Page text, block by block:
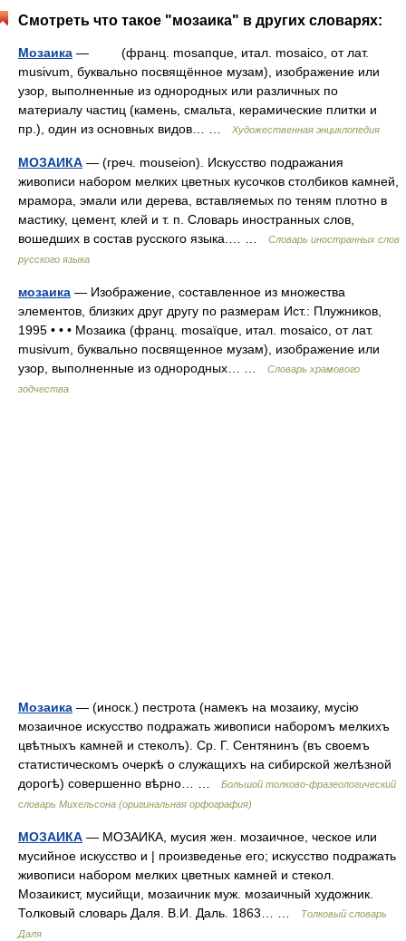
Смотреть что такое "мозаика" в других словарях:
Мозаика — (франц. mosaпque, итал. mosaico, от лат.
musivum, буквально посвящённое музам), изображение или
узор, выполненные из однородных или различных по
материалу частиц (камень, смальта, керамические плитки и
пр.), один из основных видов… …
Художественная энциклопедия
МОЗАИКА — (греч. mouseion). Искусство подражания
живописи набором мелких цветных кусочков столбиков камней,
мрамора, эмали или дерева, вставляемых по теням плотно в
мастику, цемент, клей и т. п. Словарь иностранных слов,
вошедших в состав русского языка.… …
Словарь иностранных слов
русского языка
мозаика — Изображение, составленное из множества
элементов, близких друг другу по размерам Ист.: Плужников,
1995 • • • Мозаика (франц. mosaïque, итал. mosaico, от лат.
musivum, буквально посвященное музам), изображение или
узор, выполненные из однородных… …
Словарь храмового
зодчества
Мозаика — (иноск.) пестрота (намекъ на мозаику, мусію
мозаичное искусство подражать живописи наборомъ мелкихъ
цвѣтныхъ камней и стеколъ). Ср. Г. Сентянинъ (въ своемъ
статистическомъ очеркѣ о служащихъ на сибирской желѣзной
дорогѣ) совершенно вѣрно… …
Большой толково-фразеологический
словарь Михельсона (оригинальная орфография)
МОЗАИКА — МОЗАИКА, мусия жен. мозаичное, ческое или
мусийное искусство и | произведенье его; искусство подражать
живописи набором мелких цветных камней и стекол.
Мозаикист, мусийщи, мозаичник муж. мозаичный художник.
Толковый словарь Даля. В.И. Даль. 1863… …
Толковый словарь
Даля